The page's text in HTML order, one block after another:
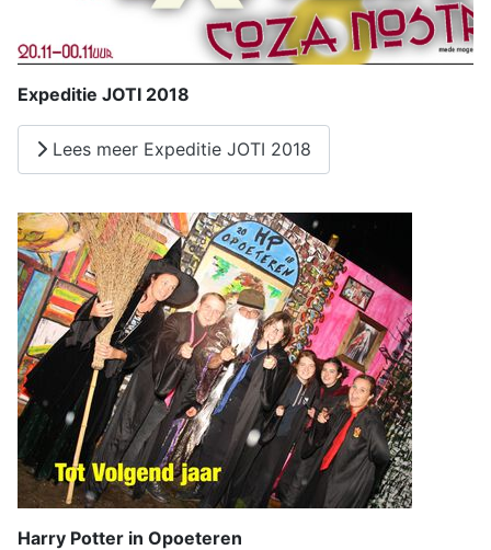
Expeditie JOTI 2018
Lees meer Expeditie JOTI 2018
Harry Potter in Opoeteren